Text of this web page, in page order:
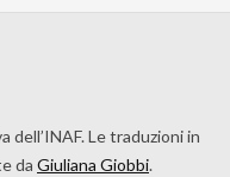
dell’INAF. Le traduzioni in
da Giuliana Giobbi.